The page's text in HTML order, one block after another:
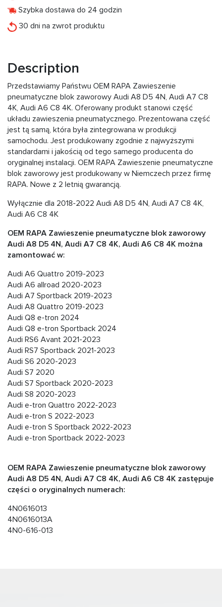
Szybka dostawa do 24 godzin
30 dni na zwrot produktu
Description
Przedstawiamy Państwu OEM RAPA Zawieszenie
pneumatyczne blok zaworowy Audi A8 D5 4N, Audi А7 C8
4K, Audi А6 C8 4K. Oferowany produkt stanowi część
układu zawieszenia pneumatycznego. Prezentowana część
jest tą samą, która była zintegrowana w produkcji
samochodu. Jest produkowany zgodnie z najwyższymi
standardami i jakością od tego samego producenta do
oryginalnej instalacji. OEM RAPA Zawieszenie pneumatyczne
blok zaworowy jest produkowany w Niemczech przez firmę
RAPA. Nowe z 2 letnią gwarancją.
Wyłącznie dla 2018-2022 Audi A8 D5 4N, Audi А7 C8 4K,
Audi А6 C8 4K
OEM RAPA Zawieszenie pneumatyczne blok zaworowy
Audi A8 D5 4N, Audi А7 C8 4K, Audi А6 C8 4K można
zamontować w:
Audi A6 Quattro 2019-2023
Audi A6 allroad 2020-2023
Audi A7 Sportback 2019-2023
Audi A8 Quattro 2019-2023
Audi Q8 e-tron 2024
Audi Q8 e-tron Sportback 2024
Audi RS6 Avant 2021-2023
Audi RS7 Sportback 2021-2023
Audi S6 2020-2023
Audi S7 2020
Audi S7 Sportback 2020-2023
Audi S8 2020-2023
Audi e-tron Quattro 2022-2023
Audi e-tron S 2022-2023
Audi e-tron S Sportback 2022-2023
Audi e-tron Sportback 2022-2023
OEM RAPA Zawieszenie pneumatyczne blok zaworowy
Audi A8 D5 4N, Audi А7 C8 4K, Audi А6 C8 4K zastępuje
części o oryginalnych numerach:
4N0616013
4N0616013A
4N0-616-013